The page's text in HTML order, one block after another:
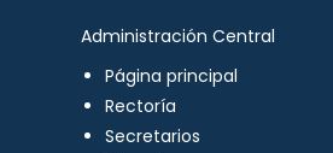
Administración Central
Página principal
Rectoría
Secretarios